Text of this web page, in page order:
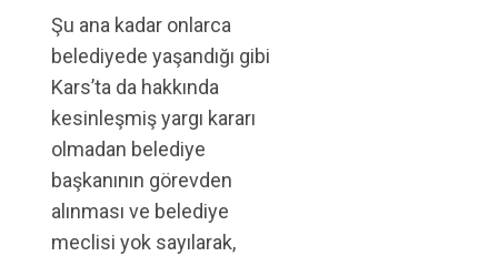
Şu ana kadar onlarca
belediyede yaşandığı gibi
Kars’ta da hakkında
kesinleşmiş yargı kararı
olmadan belediye
başkanının görevden
alınması ve belediye
meclisi yok sayılarak,